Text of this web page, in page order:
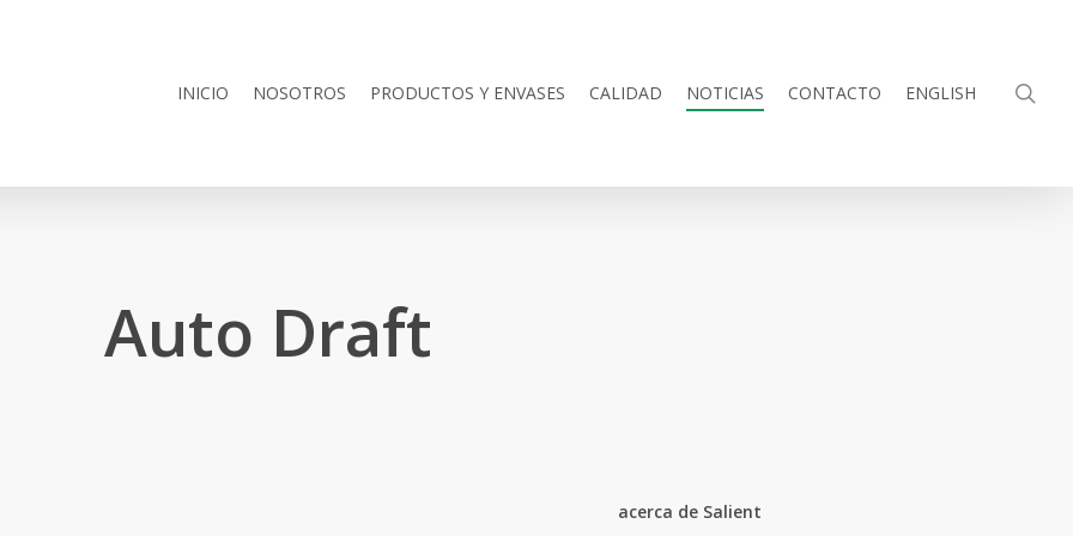
INICIO NOSOTROS PRODUCTOS Y ENVASES CALIDAD NOTICIAS CONTACTO ENGLISH
Auto Draft
acerca de Salient